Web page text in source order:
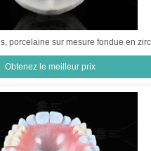
porcelaine sur mesure fondue en
Obtenez le meilleur prix